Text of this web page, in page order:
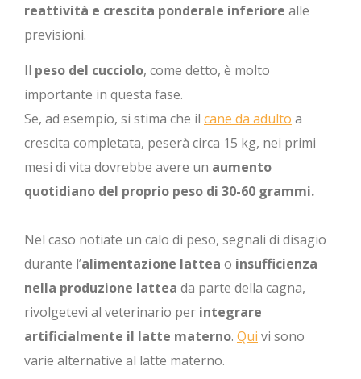
reattività e crescita ponderale inferiore alle
previsioni.
Il peso del cucciolo, come detto, è molto
importante in questa fase.
Se, ad esempio, si stima che il cane da adulto a
crescita completata, peserà circa 15 kg, nei primi
mesi di vita dovrebbe avere un aumento
quotidiano del proprio peso di 30-60 grammi.
Nel caso notiate un calo di peso, segnali di disagio
durante l’alimentazione lattea o insufficienza
nella produzione lattea da parte della cagna,
rivolgetevi al veterinario per integrare
artificialmente il latte materno. Qui vi sono
varie alternative al latte materno.